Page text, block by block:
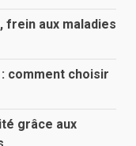
frein aux maladies
comment choisir
grâce aux